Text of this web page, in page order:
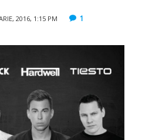
2016, 1:15 PM 1